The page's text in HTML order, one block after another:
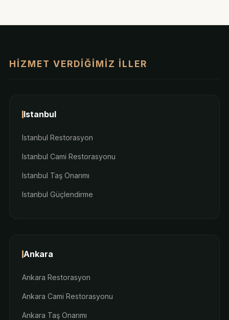
HIZMET VERDIĞIMIZ İLLER
Istanbul
Istanbul Restorasyon
Istanbul Cami Restorasyonu
Istanbul Taş Onarımı
Istanbul Güçlendirme
Ankara
Ankara Restorasyon
Ankara Cami Restorasyonu
Ankara Taş Onarımı